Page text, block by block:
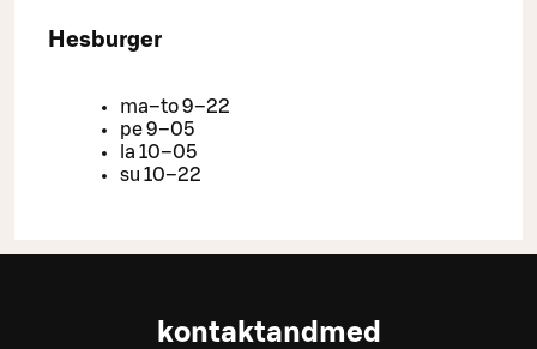
Hesburger
ma–to 9–22
pe 9–05
la 10–05
su 10–22
kontaktandmed